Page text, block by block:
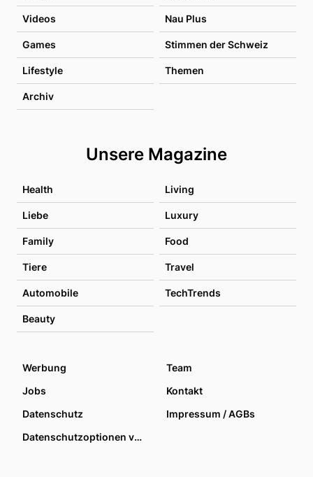
Videos Nau Plus
Games Stimmen der Schweiz
Lifestyle Themen
Archiv
Unsere Magazine
Health Living
Liebe Luxury
Family Food
Tiere Travel
Automobile TechTrends
Beauty
Werbung
Team
Jobs
Kontakt
Datenschutz
Impressum / AGBs
Datenschutzoptionen verwalten